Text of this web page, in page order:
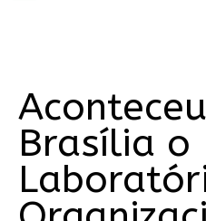
Brasília o